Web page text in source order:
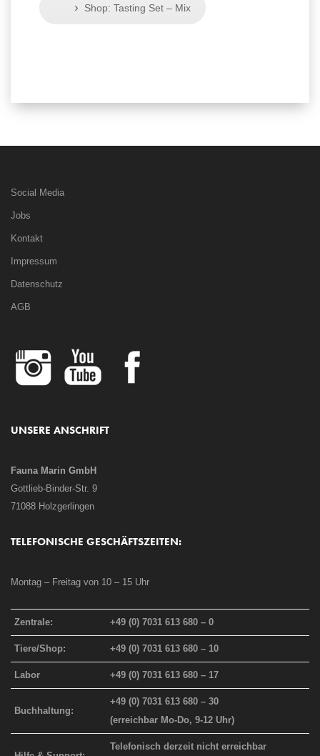
› Shop: Tasting Set – Mix
Social Media
Jobs
Kontakt
Impressum
Datenschutz
AGB
UNSERE ANSCHRIFT
Fauna Marin GmbH
Gottlieb-Binder-Str. 9
71088 Holzgerlingen
TELEFONISCHE GESCHÄFTSZEITEN:
Montag – Freitag von 10 – 15 Uhr
Zentrale: +49 (0) 7031 613 680 – 0
Tiere/Shop: +49 (0) 7031 613 680 – 10
Labor +49 (0) 7031 613 680 – 17
Buchhaltung:
+49 (0) 7031 613 680 – 30
(erreichbar Mo-Do, 9-12 Uhr)
Telefonisch derzeit nicht erreichbar